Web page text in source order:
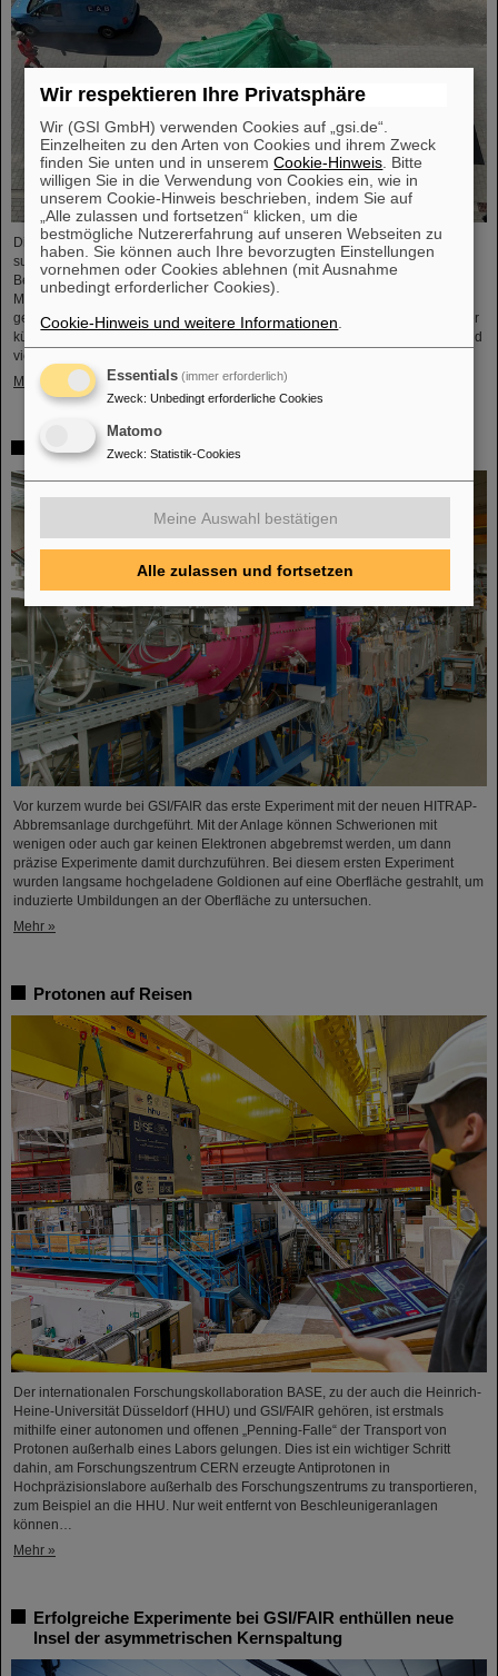
Die erste Komponente des FAIR-Superfragmentseparators Super-FRS, ein
supraleitender Multiplett-Magnet, ist auf das FAIR-Baufeld gebracht worden.
Bei einem Multiplett handelt es sich um eine Kombination verschiedener
Magnettypen (Quadrupol, Sextupol, Oktupol und Steuerdipol), die in einem
gemeinsamen flüssigen Heliumbehälter und Kryostat untergebracht sind. Der
kürzliche Transport der rund fünf Meter langen, zweieinhalb Meter breiten und
vier Meter hohen Komponente mit einem Gewicht von 48 Tonnen…
Mehr »
Erstes Experiment mit der HITRAP-Abbremsanlage
Vor kurzem wurde bei GSI/FAIR das erste Experiment mit der neuen HITRAP-
Abbremsanlage durchgeführt. Mit der Anlage können Schwerionen mit
wenigen oder auch gar keinen Elektronen abgebremst werden, um dann
präzise Experimente damit durchzuführen. Bei diesem ersten Experiment
wurden langsame hochgeladene Goldionen auf eine Oberfläche gestrahlt, um
induzierte Umbildungen an der Oberfläche zu untersuchen.
Mehr »
Protonen auf Reisen
Der internationalen Forschungskollaboration BASE, zu der auch die Heinrich-
Heine-Universität Düsseldorf (HHU) und GSI/FAIR gehören, ist erstmals
mithilfe einer autonomen und offenen „Penning-Falle“ der Transport von
Protonen außerhalb eines Labors gelungen. Dies ist ein wichtiger Schritt
dahin, am Forschungszentrum CERN erzeugte Antiprotonen in
Hochpräzisionslabore außerhalb des Forschungszentrums zu transportieren,
zum Beispiel an die HHU. Nur weit entfernt von Beschleunigeranlagen
können…
Mehr »
Erfolgreiche Experimente bei GSI/FAIR enthüllen neue
Insel der asymmetrischen Kernspaltung
Wir respektieren Ihre Privatsphäre
Wir (GSI GmbH) verwenden Cookies auf „gsi.de“.
Einzelheiten zu den Arten von Cookies und ihrem Zweck
finden Sie unten und in unseremCookie-Hinweis . Bitte
willigen Sie in die Verwendung von Cookies ein, wie in
unserem Cookie-Hinweis beschrieben, indem Sie auf
„Alle zulassen und fortsetzen“ klicken, um die
bestmögliche Nutzererfahrung auf unseren Webseiten zu
haben. Sie können auch Ihre bevorzugten Einstellungen
vornehmen oder Cookies ablehnen (mit Ausnahme
unbedingt erforderlicher Cookies).
Cookie-Hinweis und weitere Informationen
Essentials (immer erforderlich)
Zweck: Unbedingt erforderliche Cookies
Matomo
Zweck: Statistik-Cookies
Meine Auswahl bestätigen
Alle zulassen und fortsetzen